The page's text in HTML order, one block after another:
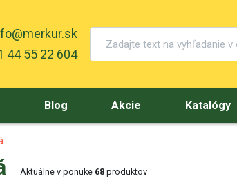
44 55 22 604
Blog Akcie Katalógy
Aktuálne v ponuke 68 produktov